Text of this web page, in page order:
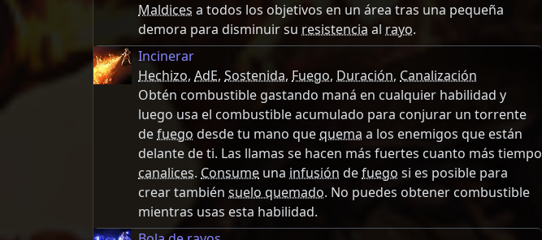
Maldices a todos los objetivos en un área tras una pequeña
demora para disminuir su resistencia al rayo.
Incinerar
Hechizo, AdE, Sostenida, Fuego, Duración, Canalización
Obtén combustible gastando maná en cualquier habilidad y
luego usa el combustible acumulado para conjurar un torrente
defuego desde tu mano quequema a los enemigos que están
delante de ti. Las llamas se hacen más fuertes cuanto más tiempo
canalices. Consume una infusión defuego si es posible para
crear también suelo quemado. No puedes obtener combustible
mientras usas esta habilidad.